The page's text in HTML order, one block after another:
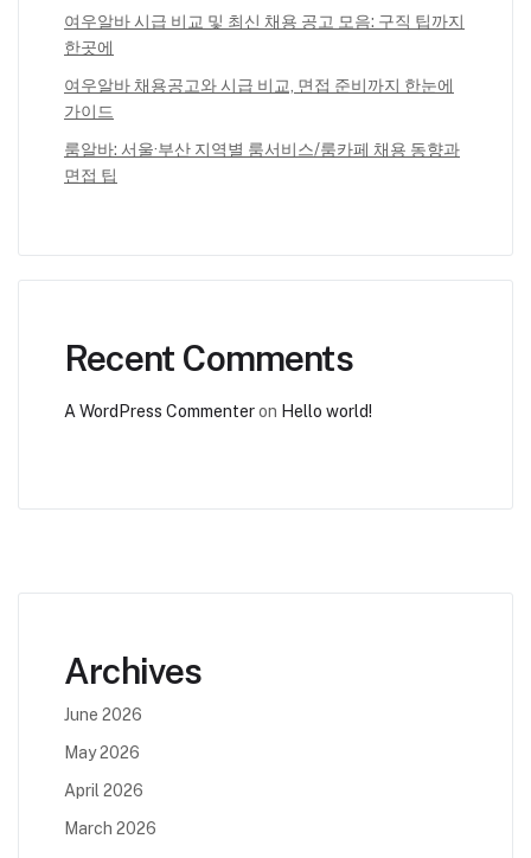
여우알바 시급 비교 및 최신 채용 공고 모음: 구직 팁까지
한곳에
여우알바 채용공고와 시급 비교, 면접 준비까지 한눈에
가이드
룸알바: 서울·부산 지역별 룸서비스/룸카페 채용 동향과
면접 팁
Recent Comments
A WordPress Commenteron Hello world!
Archives
June 2026
May 2026
April 2026
March 2026